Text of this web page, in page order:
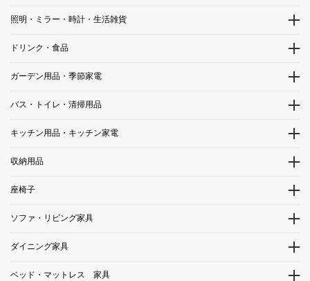
照明・ミラー・時計・生活雑貨
ドリンク・食品
ガーデン用品・季節家電
バス・トイレ・清掃用品
キッチン用品・キッチン家電
収納用品
座椅子
ソファ・リビング家具
ダイニング家具
ベッド・マットレス 家具